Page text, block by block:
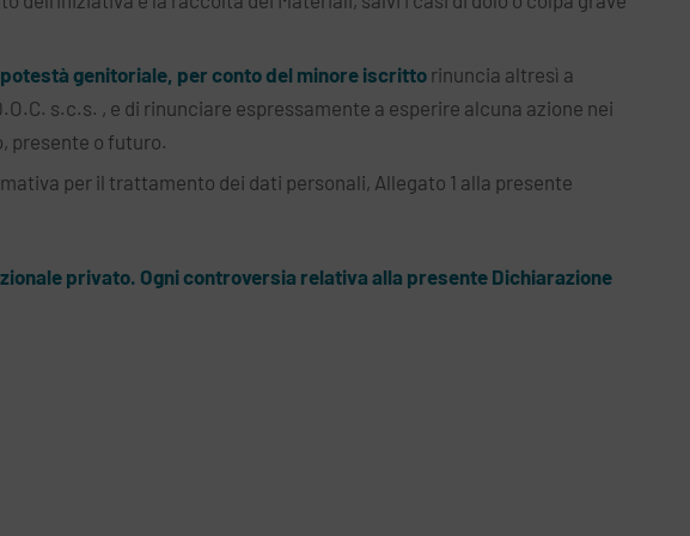
genitoriale, per conto del minore iscritto rinuncia altresì a
s.c.s. , e di rinunciare espressamente a esperire alcuna azione nei
presente o futuro.
per il trattamento dei dati personali, Allegato 1 alla presente
privato. Ogni controversia relativa alla presente Dichiarazione